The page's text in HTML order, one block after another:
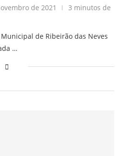
de 2021
3 minutos de
de Ribeirão das Neves
…